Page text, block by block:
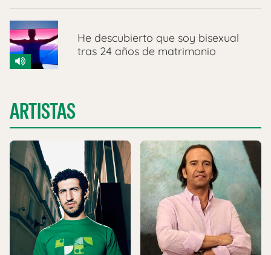
He descubierto que soy bisexual
tras 24 años de matrimonio
ARTISTAS